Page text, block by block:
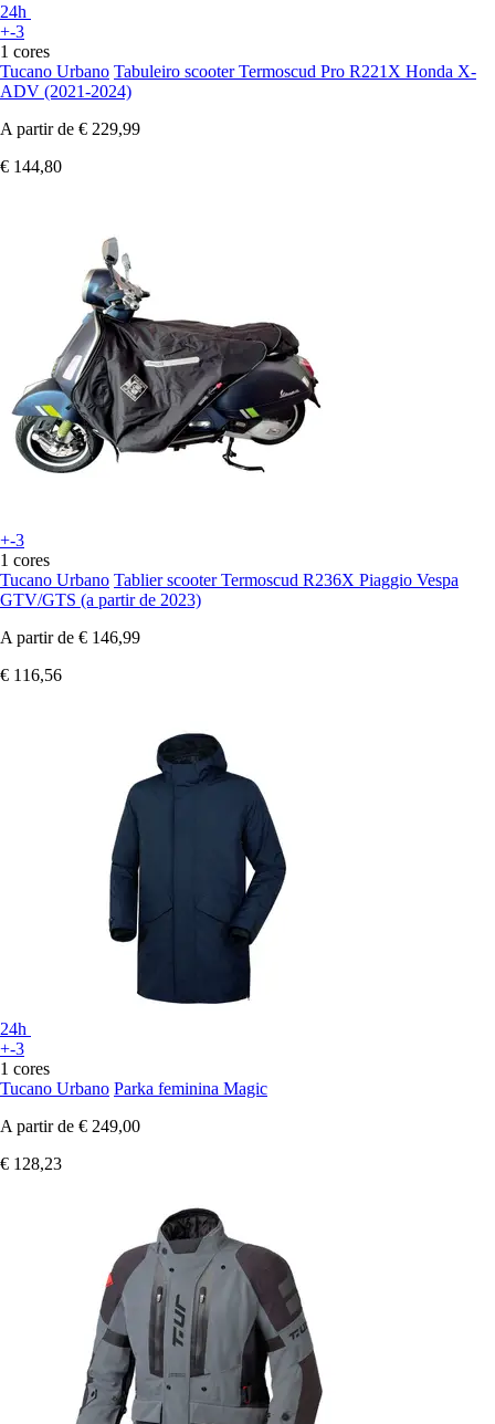
24h
+-3
1 cores
Tucano Urbano Tabuleiro scooter Termoscud Pro R221X Honda X-
ADV (2021-2024)
A partir de € 229,99
€ 144,80
+-3
1 cores
Tucano Urbano Tablier scooter Termoscud R236X Piaggio Vespa
GTV/GTS (a partir de 2023)
A partir de € 146,99
€ 116,56
24h
+-3
1 cores
Tucano Urbano Parka feminina Magic
A partir de € 249,00
€ 128,23